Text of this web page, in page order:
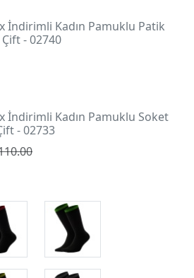
İndirimli Kadın Pamuklu Patik
- 02740
İndirimli Kadın Pamuklu Soket
- 02733